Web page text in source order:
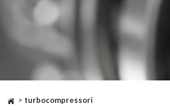
> turbocompressori